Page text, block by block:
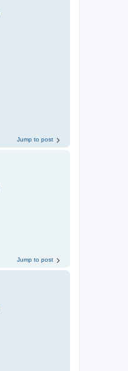
Jump to post
Jump to post